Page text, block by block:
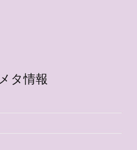
メタ情報